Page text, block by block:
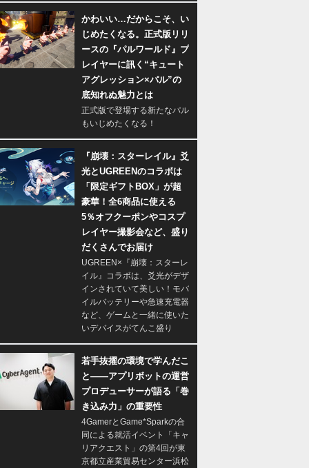
かわいい…だからこそ、い
じめたくなる。正式版リリ
ースの『パルワールド』プ
レイヤーに訊く“キュート
アグレッション×パル”の
底知れぬ魅力とは
正式版で登場する新たなパル
もいじめたくなる！
『崩壊：スターレイル』爻
光とUGREENのコラボは
「限定ギフトBOX」が超
豪華！全6商品に使える
5％オフクーポンやコスプ
レイヤー撮影会など、盛り
だくさんでお届け
UGREEN×『崩壊：スターレ
イル』コラボは、爻光がデザ
インされていて美しい！モバ
イルバッテリーや急速充電器
など、ゲームと一緒に使いた
いデバイスがてんこ盛り
若手抜擢の環境で学んだこ
と――アプリボットの運営
プロデューサーが語る「巻
き込み力」の重要性
4GamerとGame*Sparkの合
同による就活イベント「キャ
リアクエスト」の第4回が東
京都立産業貿易センター浜松